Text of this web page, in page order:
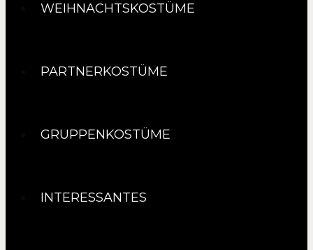
WEIHNACHTSKOSTÜME
PARTNERKOSTÜME
GRUPPENKOSTÜME
INTERESSANTES